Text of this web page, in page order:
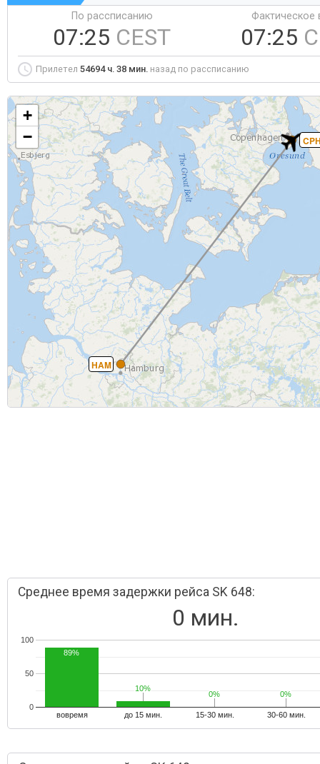
По рассписанию
07:25 CEST
Фактическое
07:25
Прилетел 54694 ч. 38 мин. назад по рассписанию
HAM
+
−
Среднее время задержки рейса SK 648:
0 мин.
вовремя до 15 мин. 15-30 мин. 30-60 мин.
0
50
100
89%
10%
10%
0%
0% 0%
0%